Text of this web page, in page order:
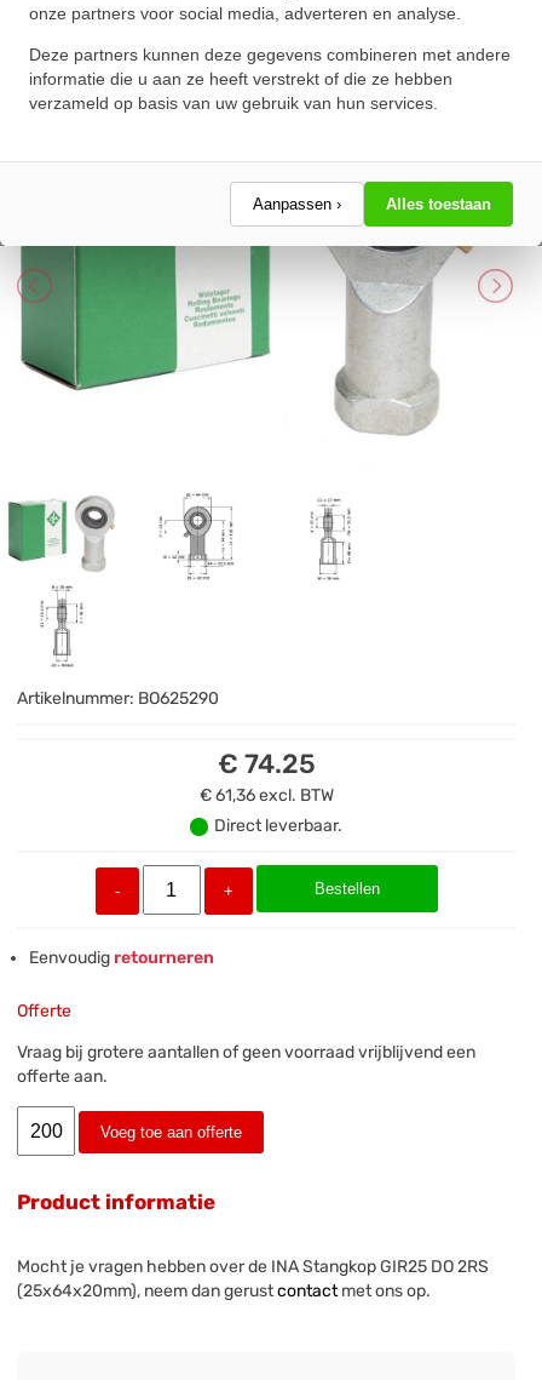
onze partners voor social media, adverteren en analyse.
Deze partners kunnen deze gegevens combineren met andere
informatie die u aan ze heeft verstrekt of die ze hebben
verzameld op basis van uw gebruik van hun services.
Aanpassen › Alles toestaan
Artikelnummer: BO625290
€ 74.25
€ 61,36excl. BTW
Direct leverbaar.
- + Bestellen
Eenvoudigretourneren
Offerte
Vraag bij grotere aantallen of geen voorraad vrijblijvend een
offerte aan.
Voeg toe aan offerte
Product informatie
Mocht je vragen hebben over de INA Stangkop GIR25 DO 2RS
(25x64x20mm), neem dan gerustcontactmet ons op.